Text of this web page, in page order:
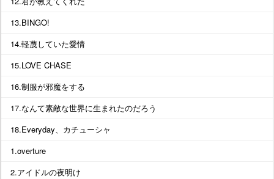
13.BINGO!
14.軽蔑していた愛情
15.LOVE CHASE
16.制服が邪魔をする
17.なんて素敵な世界に生まれたのだろう
18.Everyday、カチューシャ
1.overture
2.アイドルの夜明け